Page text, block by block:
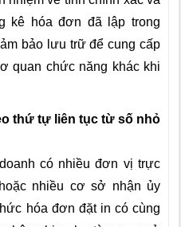
kê hóa đơn đã lập trong
bảo lưu trữ để cung cấp
quan chức năng khác khi
thứ tự liên tục từ số nhỏ
có nhiều đơn vị trực
nhiều cơ sở nhận ủy
hóa đơn đặt in có cùng